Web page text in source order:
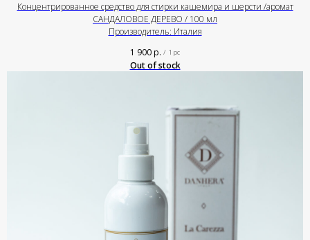
Концентрированное средство для стирки кашемира и шерсти /аромат
САНДАЛОВОЕ ДЕРЕВО / 100 мл
Производитель: Италия
1 900р. / 1 pc
Out of stock